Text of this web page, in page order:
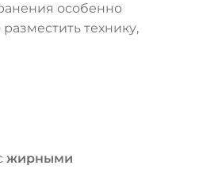
особенно
технику,
жирными